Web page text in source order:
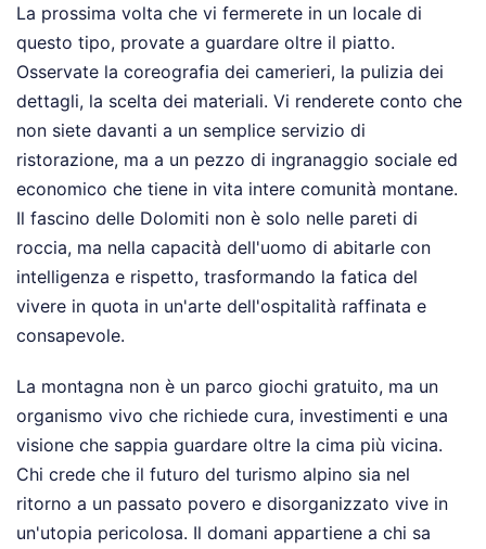
La prossima volta che vi fermerete in un locale di
questo tipo, provate a guardare oltre il piatto.
Osservate la coreografia dei camerieri, la pulizia dei
dettagli, la scelta dei materiali. Vi renderete conto che
non siete davanti a un semplice servizio di
ristorazione, ma a un pezzo di ingranaggio sociale ed
economico che tiene in vita intere comunità montane.
Il fascino delle Dolomiti non è solo nelle pareti di
roccia, ma nella capacità dell'uomo di abitarle con
intelligenza e rispetto, trasformando la fatica del
vivere in quota in un'arte dell'ospitalità raffinata e
consapevole.
La montagna non è un parco giochi gratuito, ma un
organismo vivo che richiede cura, investimenti e una
visione che sappia guardare oltre la cima più vicina.
Chi crede che il futuro del turismo alpino sia nel
ritorno a un passato povero e disorganizzato vive in
un'utopia pericolosa. Il domani appartiene a chi sa